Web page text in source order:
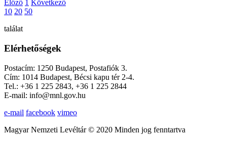
Előző 1 Következő
10 20 50
találat
Elérhetőségek
Postacím: 1250 Budapest, Postafiók 3.
Cím: 1014 Budapest, Bécsi kapu tér 2-4.
Tel.: +36 1 225 2843, +36 1 225 2844
E-mail: info@mnl.gov.hu
e-mail facebook vimeo
Magyar Nemzeti Levéltár © 2020 Minden jog fenntartva